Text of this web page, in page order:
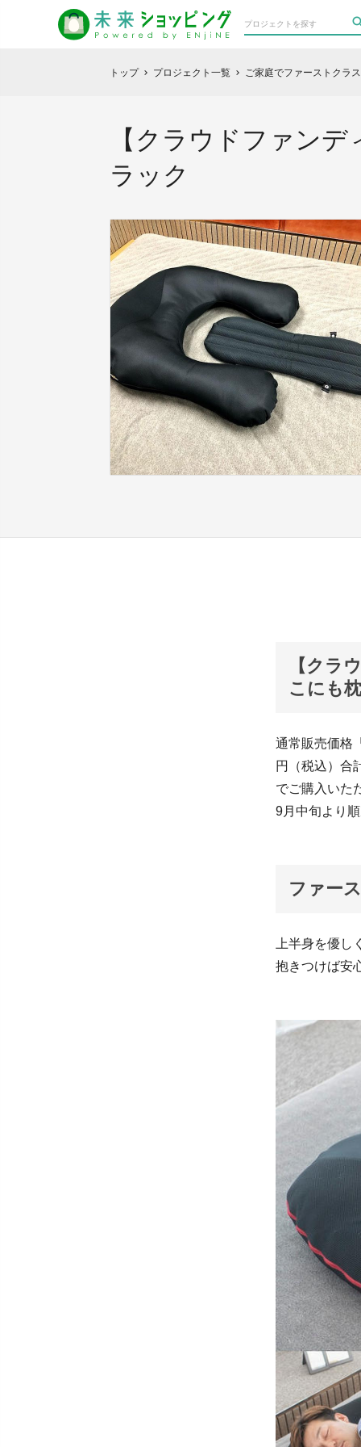
トップ chevron_right プロジェクト一覧 chevron_right ご家庭でファーストクラ
【クラウドファン
ラック
【クラ
こにも
通常販売価格
円（税込）合
でご購入いた
9月中旬より
ファー
上半身を優
抱きつけば安